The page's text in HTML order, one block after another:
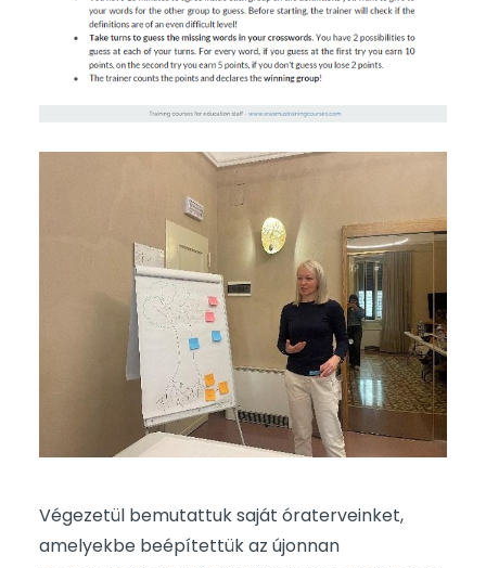
Végezetül bemutattuk saját óraterveinket,
amelyekbe beépítettük az újonnan